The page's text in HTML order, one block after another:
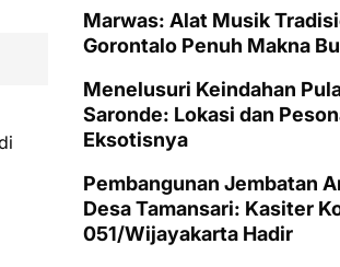
Marwas: Alat Musik
Gorontalo Penuh Makna
Menelusuri Keindahan
Saronde: Lokasi dan
Eksotisnya
Pembangunan Jembatan
Desa Tamansari: Kasiter
051/Wijayakarta Hadir